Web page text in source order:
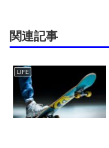
関連記事
LIFE